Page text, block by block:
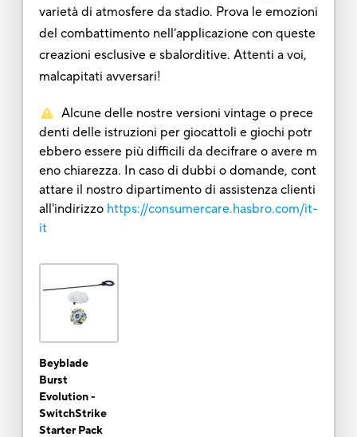
varietà di atmosfere da stadio. Prova le emozioni
del combattimento nell’applicazione con queste
creazioni esclusive e sbalorditive. Attenti a voi,
malcapitati avversari!
Alcune delle nostre versioni vintage o prece
denti delle istruzioni per giocattoli e giochi potr
ebbero essere più difficili da decifrare o avere m
eno chiarezza. In caso di dubbi o domande, cont
attare il nostro dipartimento di assistenza clienti
all'indirizzo https://consumercare.hasbro.com/it-
it
Beyblade
Burst
Evolution -
SwitchStrike
Starter Pack